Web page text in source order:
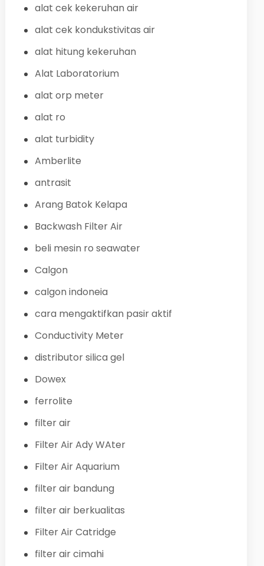
alat cek kekeruhan air
alat cek kondukstivitas air
alat hitung kekeruhan
Alat Laboratorium
alat orp meter
alat ro
alat turbidity
Amberlite
antrasit
Arang Batok Kelapa
Backwash Filter Air
beli mesin ro seawater
Calgon
calgon indoneia
cara mengaktifkan pasir aktif
Conductivity Meter
distributor silica gel
Dowex
ferrolite
filter air
Filter Air Ady WAter
Filter Air Aquarium
filter air bandung
filter air berkualitas
Filter Air Catridge
filter air cimahi